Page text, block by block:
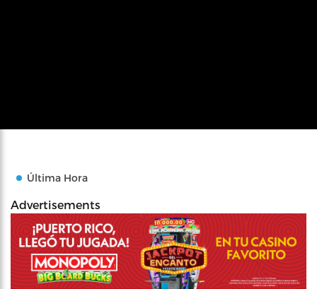
Última Hora
Advertisements